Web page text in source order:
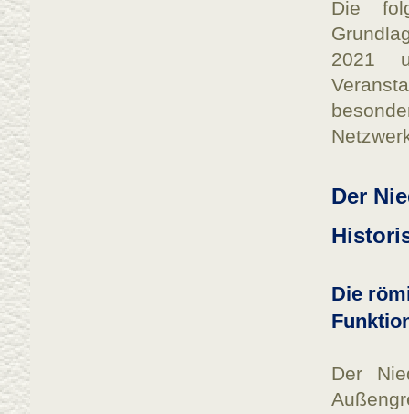
Die
2021
Der
Die
Der